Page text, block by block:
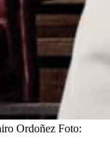
Ordoñez Foto: